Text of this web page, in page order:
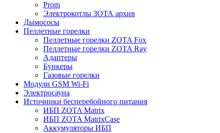
Prom
Электрокотлы ЗОТА архив
Дымососы
Пеллетные горелки
Пеллетные горелки ZOTA Fox
Пеллетные горелки ZOTA Ray
Адаптеры
Бункеры
Газовые горелки
Модули GSM Wi-Fi
Электросауна
Источники бесперебойного питания
ИБП ZOTA Matrix
ИБП ZOTA MatrixCase
Аккумуляторы ИБП